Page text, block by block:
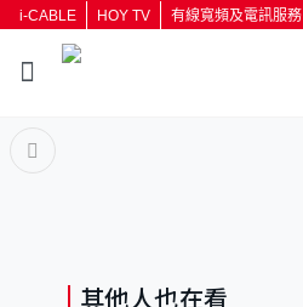
i-CABLE HOY TV 有線寬頻及電訊服務
其他人也在看